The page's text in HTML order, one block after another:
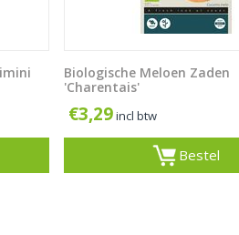
Biologische Meloen Zaden
'Charentais'
€3,29incl btw
Bestel